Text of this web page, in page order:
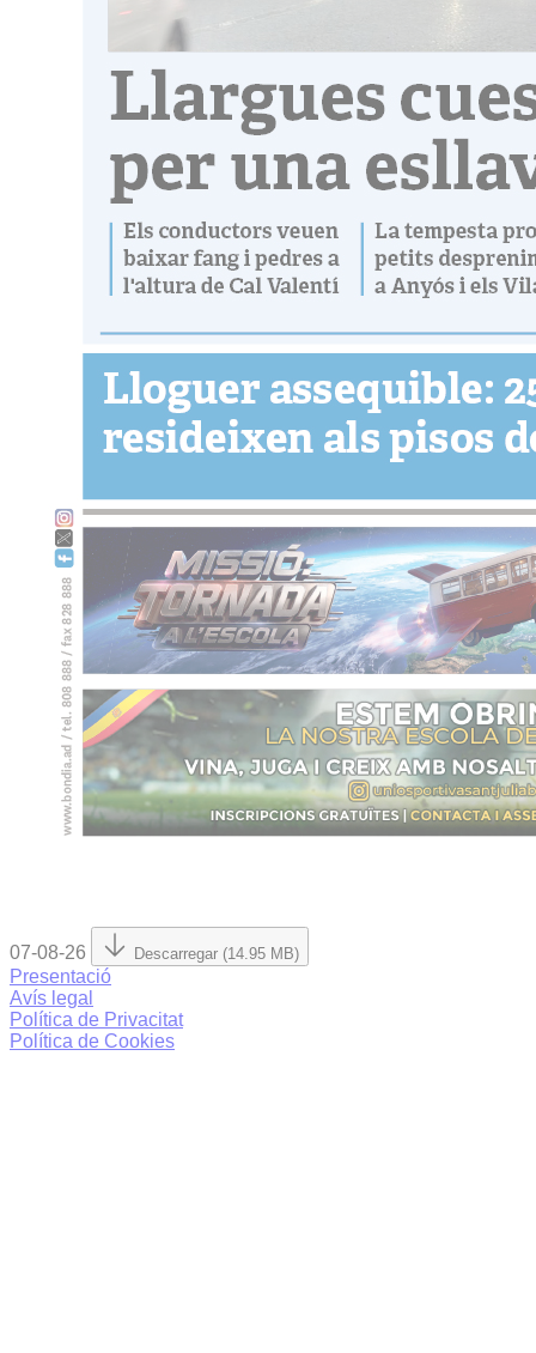
07-08-26 Descarregar (14.95 MB)
Presentació
Avís legal
Política de Privacitat
Política de Cookies